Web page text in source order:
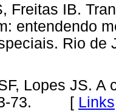
Freitas IB.
entendendo
Rio de
Lopes JS. A
73. [ Links